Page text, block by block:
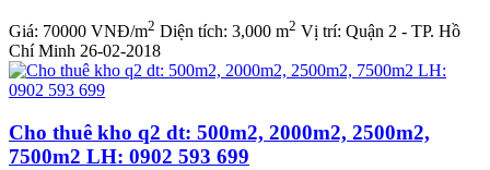
Giá: 70000 VNĐ/m2 Diện tích: 3,000 m2 Vị trí: Quận 2 - TP. Hồ
Chí Minh 26-02-2018
Cho thuê kho q2 dt: 500m2, 2000m2, 2500m2,
7500m2 LH: 0902 593 699